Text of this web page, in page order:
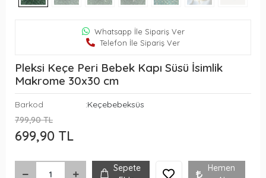
Whatsapp İle Sipariş Ver
Telefon İle Sipariş Ver
Pleksi Keçe Peri Bebek Kapı Süsü İsimlik
Makrome 30x30 cm
Barkod
:Keçebebeksüs
799,90 TL
699,90 TL
Sepete
Hemen